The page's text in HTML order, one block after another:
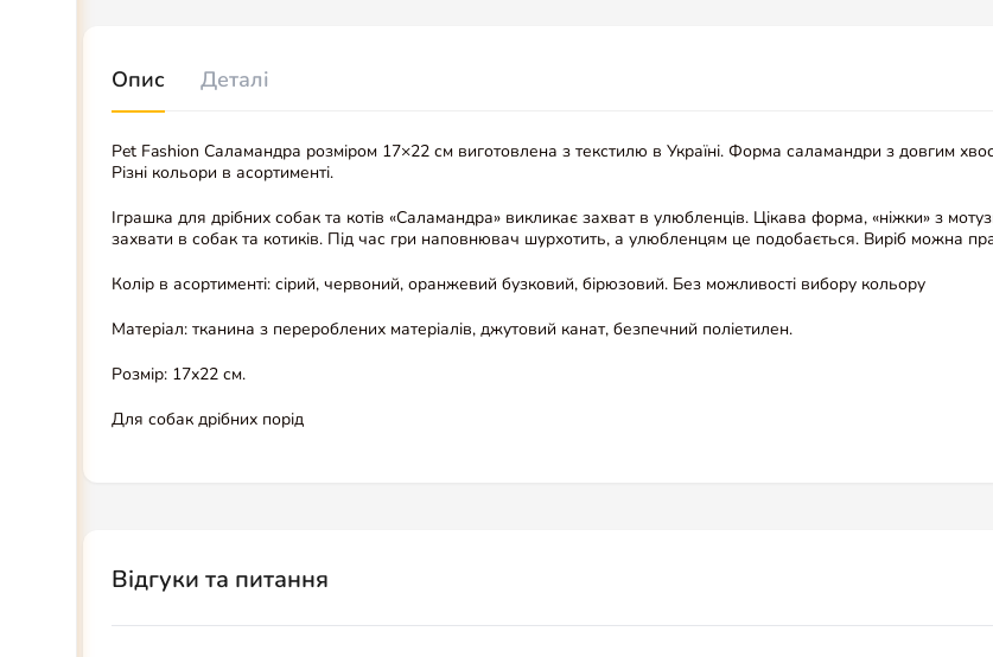
Опис Деталі
Pet Fashion Саламандра розміром 17×22 см виготовлена з текстилю в Україні. Форма саламандри з довгим
Різні кольори в асортименті.
Іграшка для дрібних собак та котів «Саламандра» викликає захват в улюбленців. Цікава форма, «ніжки» з
захвати в собак та котиків. Під час гри наповнювач шурхотить, а улюбленцям це подобається. Виріб можна
Колір в асортименті: сірий, червоний, оранжевий бузковий, бірюзовий. Без можливості вибору кольору
Матеріал: тканина з перероблених матеріалів, джутовий канат, безпечний поліетилен.
Розмір: 17х22 см.
Для собак дрібних порід
Відгуки та питання